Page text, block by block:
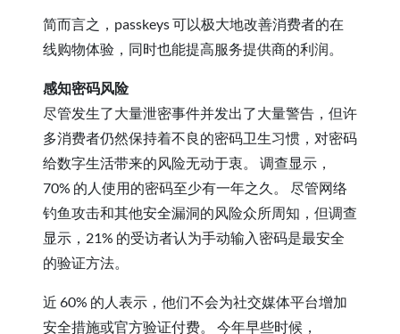
简而言之，passkeys 可以极大地改善消费者的在
线购物体验，同时也能提高服务提供商的利润。
感知密码风险
尽管发生了大量泄密事件并发出了大量警告，但许
多消费者仍然保持着不良的密码卫生习惯，对密码
给数字生活带来的风险无动于衷。 调查显示，
70% 的人使用的密码至少有一年之久。 尽管网络
钓鱼攻击和其他安全漏洞的风险众所周知，但调查
显示，21% 的受访者认为手动输入密码是最安全
的验证方法。
近 60% 的人表示，他们不会为社交媒体平台增加
安全措施或官方验证付费。 今年早些时候，